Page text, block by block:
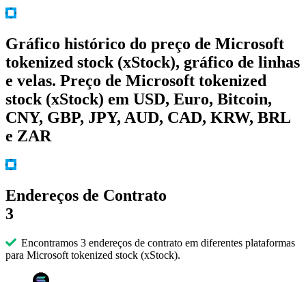
Gráfico histórico do preço de Microsoft
tokenized stock (xStock), gráfico de linhas
e velas. Preço de Microsoft tokenized
stock (xStock) em USD, Euro, Bitcoin,
CNY, GBP, JPY, AUD, CAD, KRW, BRL
e ZAR
Endereços de Contrato
3
Encontramos 3 endereços de contrato em diferentes plataformas
para Microsoft tokenized stock (xStock).